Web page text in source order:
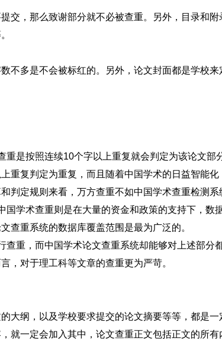
交，那么致谢部分就不必被查重。另外，目录和附
不多是不会被标红的。另外，论文封面都是学校
是按照连续10个字以上重复就会判定为该论文部
重复判定为重复，而且随着中国学术的日益智能化
判定规则来看，万方查重不如中国学术查重检测系
学术查重则是在大量的资金和政策的支持下，数
查重系统的数据库覆盖范围是最为广泛的。
重，而中国学术论文查重系统却能够对上述部分
，对于理工科等文章的查重更为严苛。
大纲，以及学校要求提交的论文摘要等等，都是一
就一定会加入其中，论文查重正文包括正文的所有